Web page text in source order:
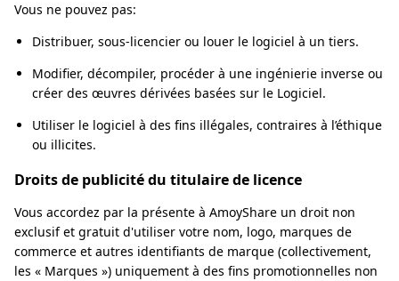
Vous ne pouvez pas:
Distribuer, sous-licencier ou louer le logiciel à un tiers.
Modifier, décompiler, procéder à une ingénierie inverse ou
créer des œuvres dérivées basées sur le Logiciel.
Utiliser le logiciel à des fins illégales, contraires à l’éthique
ou illicites.
Droits de publicité du titulaire de licence
Vous accordez par la présente à AmoyShare un droit non
exclusif et gratuit d'utiliser votre nom, logo, marques de
commerce et autres identifiants de marque (collectivement,
les « Marques ») uniquement à des fins promotionnelles non